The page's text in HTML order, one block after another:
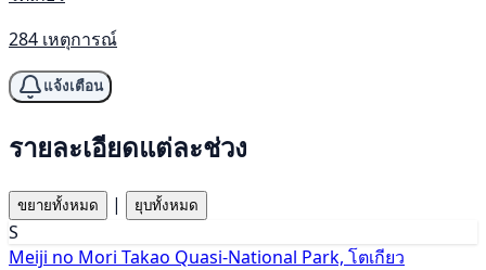
284 เหตุการณ์
แจ้งเตือน
รายละเอียดแต่ละช่วง
ขยายทั้งหมด | ยุบทั้งหมด
S
Meiji no Mori Takao Quasi-National Park, โตเกียว